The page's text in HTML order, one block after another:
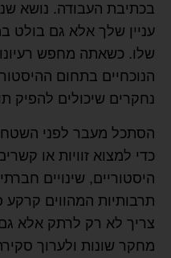
בכתיבת העבודה. נושא
עניין שלך אלא גם בולט
שלו. כשאתה מחפש
הנוכחיים בתחום
נחקרים שיכולים להפיק
הסתכל מעבר לפני השטח
כדי למצוא זוויות או
היסטוריים, שינויים
תרבותיות המהווים
צריך לא רק לרתק אלא
מחקר שונות ולערוך